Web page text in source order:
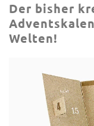
Der bisher
Welten!